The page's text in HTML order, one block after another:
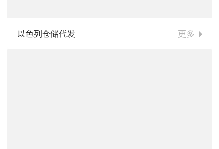
以色列仓储代发 更多